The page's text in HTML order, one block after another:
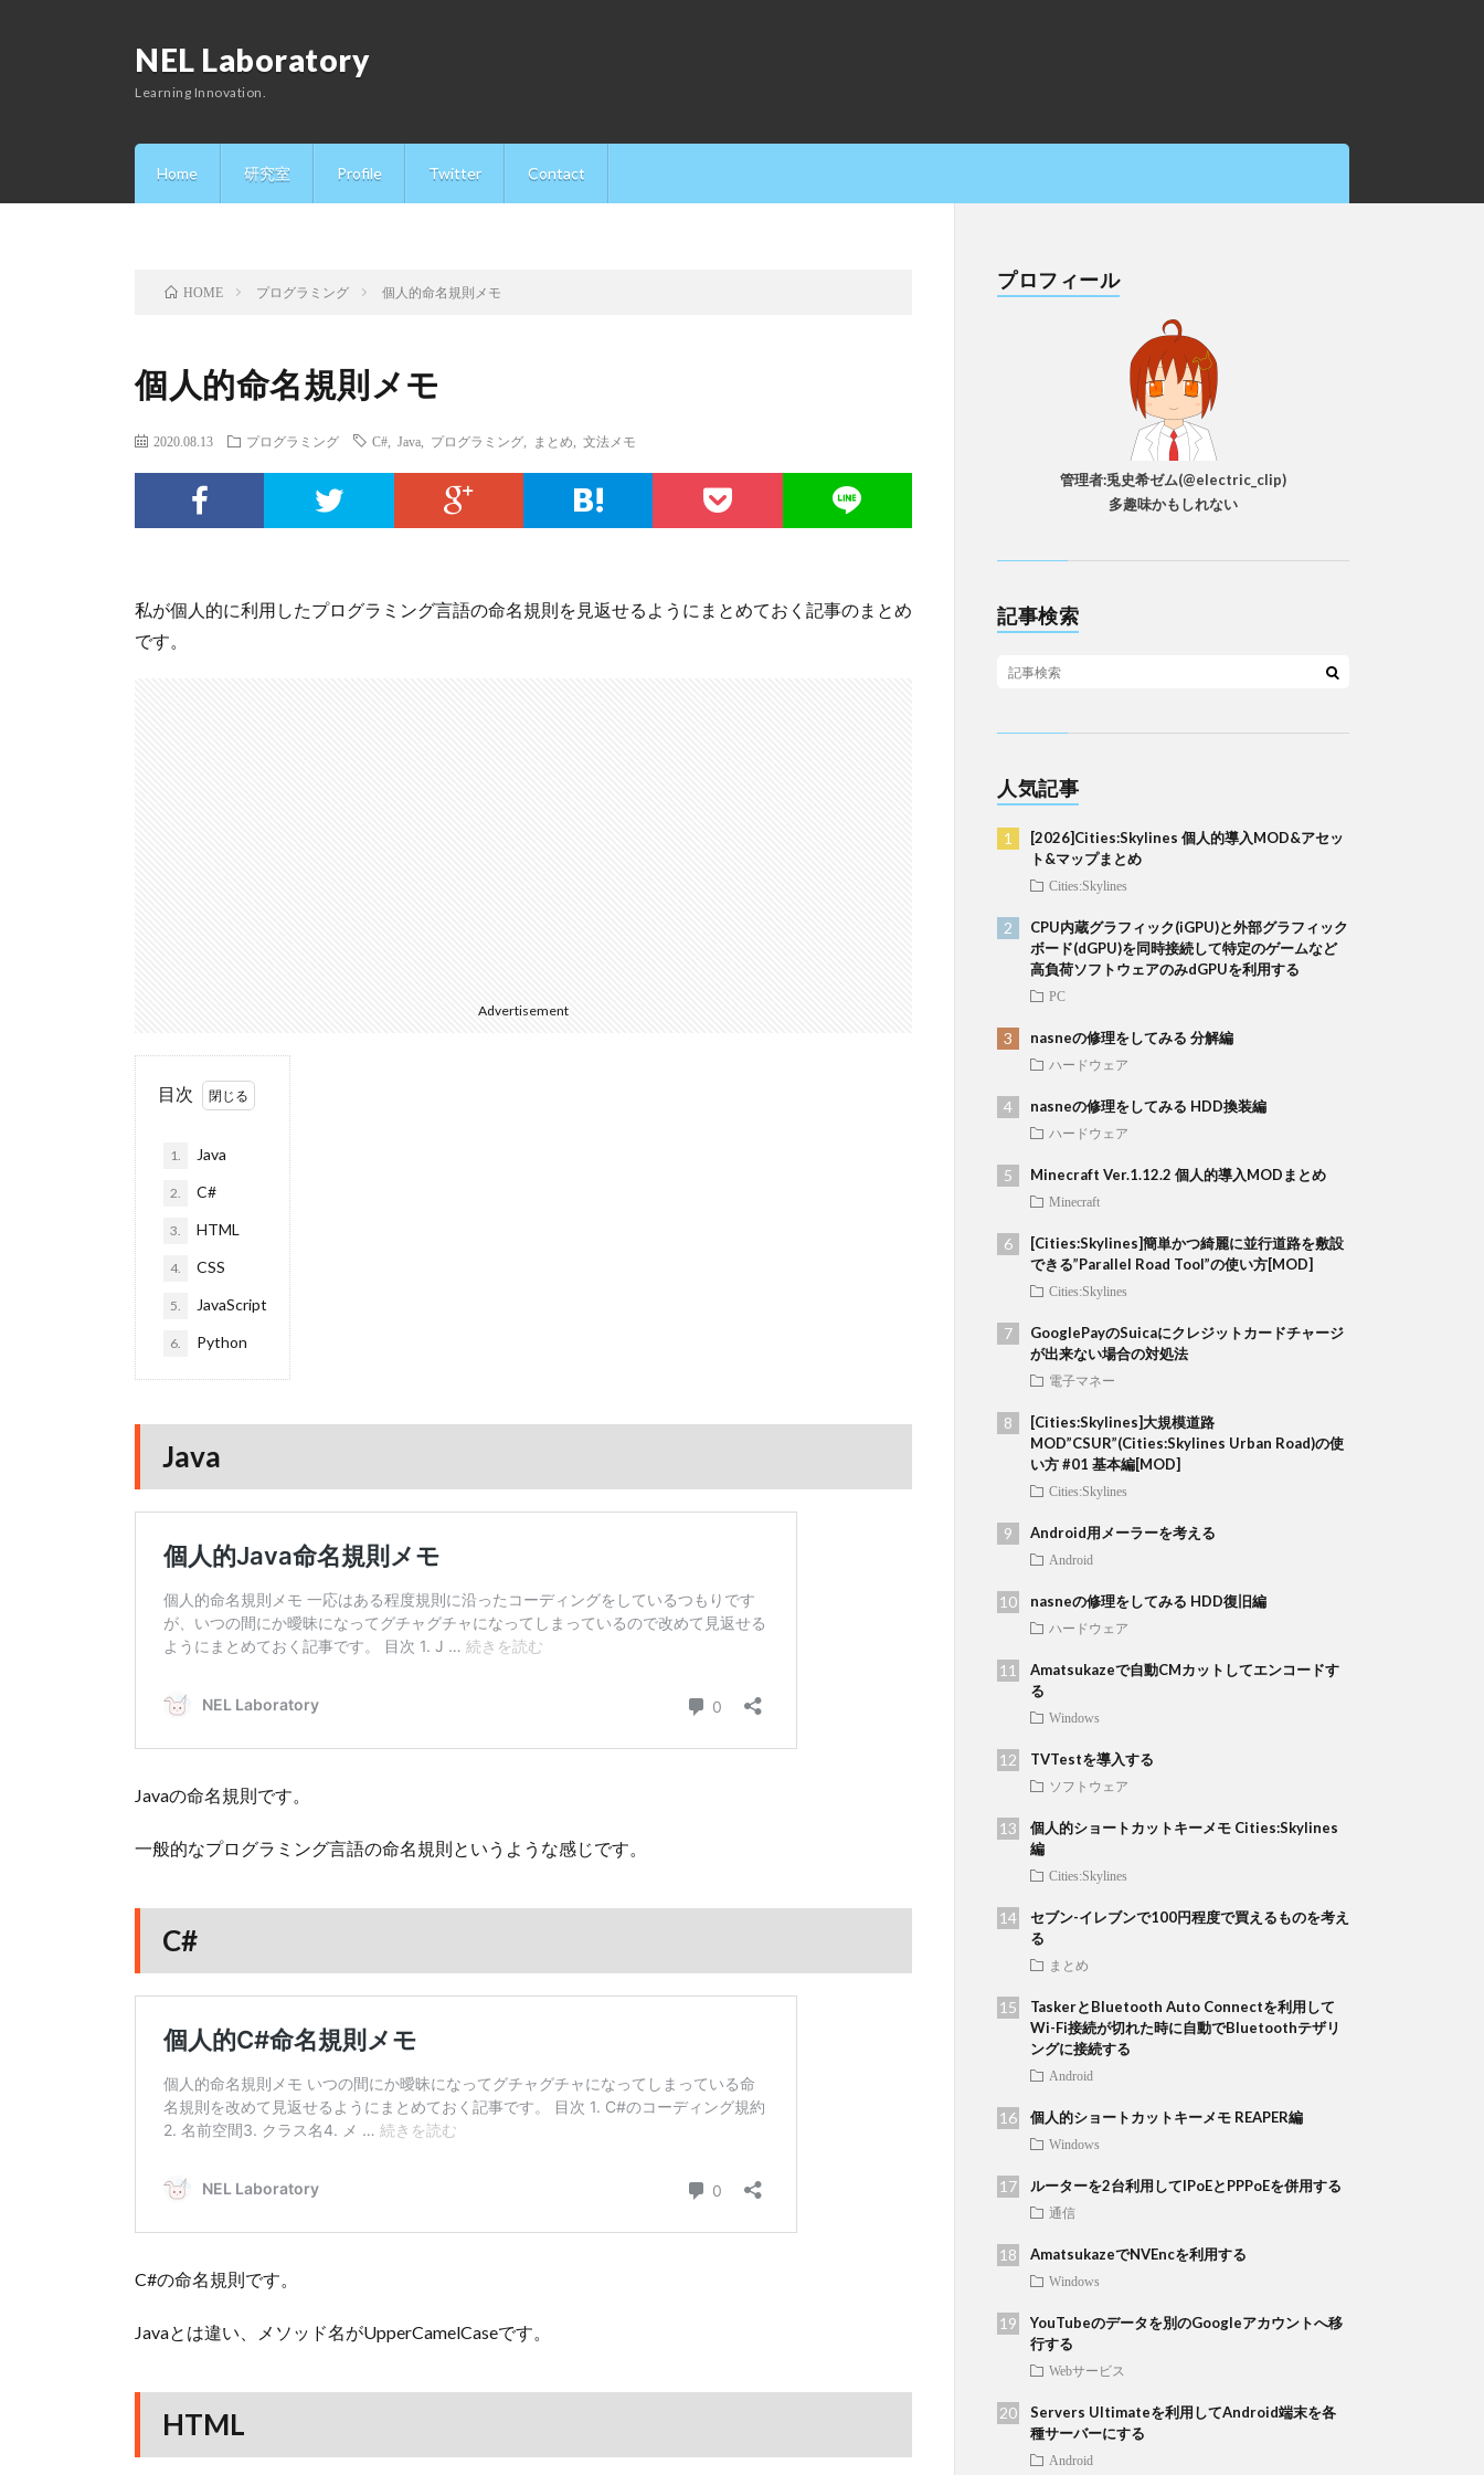
NEL Laboratory
Learning Innovation.
Home 研究室 Profile Twitter Contact
HOME プログラミング 個人的命名規則メモ
個人的命名規則メモ
2020.08.13 プログラミング C# Java プログラミング まとめ 文法メモ
私が個人的に利用したプログラミング言語の命名規則を見返せるようにまとめておく記事のまとめ
です。
Advertisement
目次
1. Java
2. C#
3. HTML
4. CSS
5. JavaScript
6. Python
Java
Javaの命名規則です。
一般的なプログラミング言語の命名規則というような感じです。
C#
C#の命名規則です。
Javaとは違い、メソッド名がUpperCamelCaseです。
HTML
プロフィール
管理者:兎史希ゼム(@electric_clip)
多趣味かもしれない
記事検索
人気記事
[2026]Cities:Skylines 個人的導入MOD&アセッ
ト&マップまとめ
Cities:Skylines
CPU内蔵グラフィック(iGPU)と外部グラフィック
ボード(dGPU)を同時接続して特定のゲームなど
高負荷ソフトウェアのみdGPUを利用する
PC
nasneの修理をしてみる 分解編
ハードウェア
nasneの修理をしてみる HDD換装編
ハードウェア
Minecraft Ver.1.12.2 個人的導入MODまとめ
Minecraft
[Cities:Skylines]簡単かつ綺麗に並行道路を敷設
できる”Parallel Road Tool”の使い方[MOD]
Cities:Skylines
GooglePayのSuicaにクレジットカードチャージ
が出来ない場合の対処法
電子マネー
[Cities:Skylines]大規模道路
MOD”CSUR”(Cities:Skylines Urban Road)の使
い方 #01 基本編[MOD]
Cities:Skylines
Android用メーラーを考える
Android
nasneの修理をしてみる HDD復旧編
ハードウェア
Amatsukazeで自動CMカットしてエンコードす
る
Windows
TVTestを導入する
ソフトウェア
個人的ショートカットキーメモ Cities:Skylines
編
Cities:Skylines
セブン-イレブンで100円程度で買えるものを考え
る
まとめ
TaskerとBluetooth Auto Connectを利用して
Wi-Fi接続が切れた時に自動でBluetoothテザリ
ングに接続する
Android
個人的ショートカットキーメモ REAPER編
Windows
ルーターを2台利用してIPoEとPPPoEを併用する
通信
AmatsukazeでNVEncを利用する
Windows
YouTubeのデータを別のGoogleアカウントへ移
行する
Webサービス
Servers Ultimateを利用してAndroid端末を各
種サーバーにする
Android